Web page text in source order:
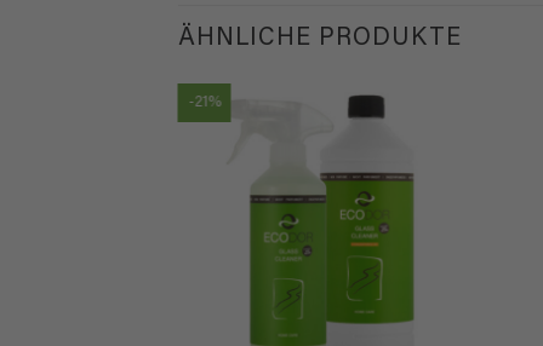
ÄHNLICHE PRODUKTE
-21%